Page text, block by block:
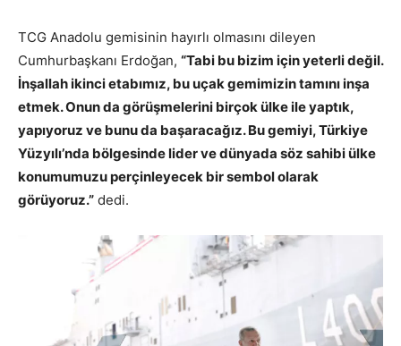
TCG Anadolu gemisinin hayırlı olmasını dileyen
Cumhurbaşkanı Erdoğan, “Tabi bu bizim için yeterli değil.
İnşallah ikinci etabımız, bu uçak gemimizin tamını inşa
etmek. Onun da görüşmelerini birçok ülke ile yaptık,
yapıyoruz ve bunu da başaracağız. Bu gemiyi, Türkiye
Yüzyılı’nda bölgesinde lider ve dünyada söz sahibi ülke
konumumuzu perçinleyecek bir sembol olarak
görüyoruz.” dedi.